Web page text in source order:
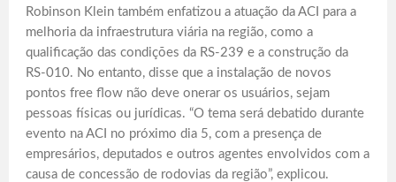
Robinson Klein também enfatizou a atuação da ACI para a
melhoria da infraestrutura viária na região, como a
qualificação das condições da RS-239 e a construção da
RS-010. No entanto, disse que a instalação de novos
pontos free flow não deve onerar os usuários, sejam
pessoas físicas ou jurídicas. “O tema será debatido durante
evento na ACI no próximo dia 5, com a presença de
empresários, deputados e outros agentes envolvidos com a
causa de concessão de rodovias da região”, explicou.